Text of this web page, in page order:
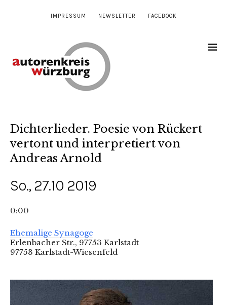
IMPRESSUM NEWSLETTER FACEBOOK
Dichterlieder. Poesie von Rückert
vertont und interpretiert von
Andreas Arnold
So., 27.10 2019
0:00
Ehemalige Synagoge
Erlenbacher Str., 97753 Karlstadt
97753 Karlstadt-Wiesenfeld